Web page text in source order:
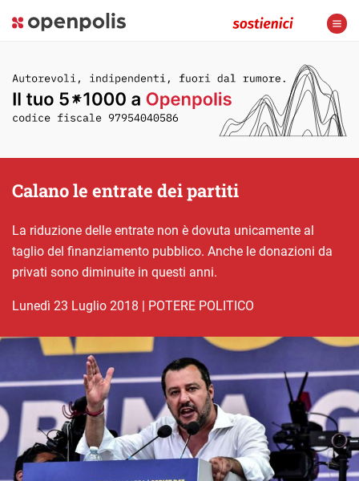
Calano le entrate dei partiti
La riduzione delle entrate non è dovuta unicamente al
taglio del finanziamento pubblico. Anche le donazioni da
privati sono diminuite in questi anni.
lunedì 23 Luglio 2018 | POTERE POLITICO